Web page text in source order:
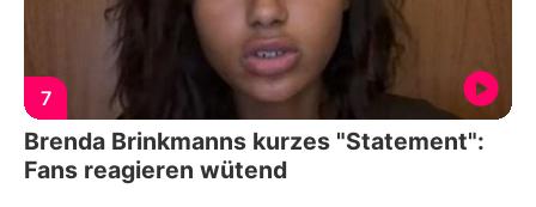
7
Brenda Brinkmanns kurzes "Statement":
Fans reagieren wütend